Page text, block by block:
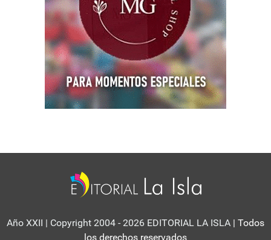
Año XXII | Copyright 2004 - 2026 EDITORIAL LA ISLA | Todos
los derechos reservados